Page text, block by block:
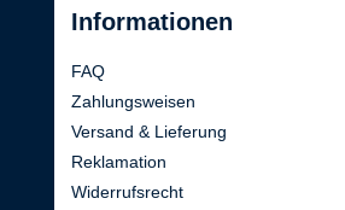
Informationen
FAQ
Zahlungsweisen
Versand & Lieferung
Reklamation
Widerrufsrecht